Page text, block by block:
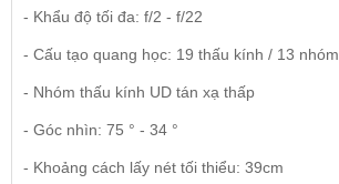
- Khẩu độ tối đa: f/2 - f/22
- Cấu tạo quang học: 19 thấu kính / 13 nhóm
- Nhóm thấu kính UD tán xạ thấp
- Góc nhìn: 75 ° - 34 °
- Khoảng cách lấy nét tối thiểu: 39cm